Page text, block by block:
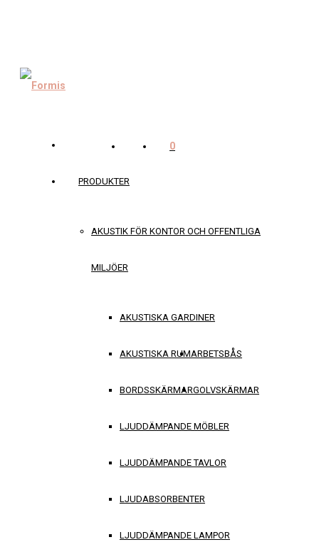
PRODUKTER
AKUSTIK FÖR KONTOR OCH OFFENTLIGA
MILJÖER
AKUSTISKA GARDINER
AKUSTISKA RUMARBETSBÅS
BORDSSKÄRMARGOLVSKÄRMAR
LJUDDÄMPANDE MÖBLER
LJUDDÄMPANDE TAVLOR
LJUDABSORBENTER
LJUDDÄMPANDE LAMPOR
0